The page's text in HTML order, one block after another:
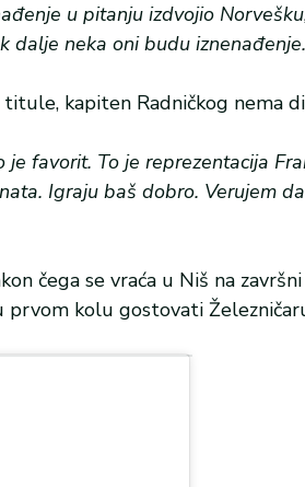
u pitanju izdvojio
dalje neka oni budu iznenađenje.
kapiten Radničkog nema
favorit. To je reprezentacija
Igraju baš dobro. Verujem
čega se vraća u Niš na
kolu gostovati